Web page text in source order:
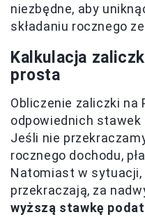
niezbędne, aby
składaniu rocznego
Kalkulacja
prosta
Obliczenie zaliczki na
odpowiednich stawek
Jeśli nie
rocznego dochodu,
Natomiast w sytuacji,
przekraczają, za
wyższą stawkę